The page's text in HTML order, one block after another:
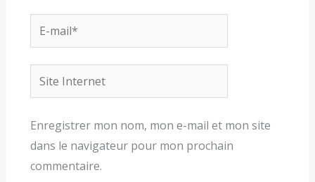
mail*
Site
Internet
Enregistrer mon nom, mon e-mail et mon site
dans le navigateur pour mon prochain
commentaire.